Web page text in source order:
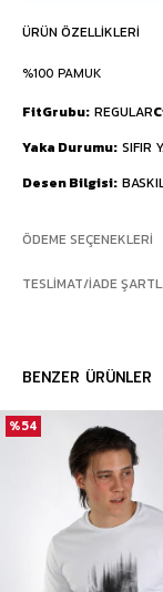
ÜRÜN ÖZELLIKLERI
%100 PAMUK
FitGrubu REGULAR
Yaka Durumu SIFIR
Desen Bilgisi
ÖDEME SEÇENEKLERI
TESLIMAT/İADE
BENZER ÜRÜNLER
%54